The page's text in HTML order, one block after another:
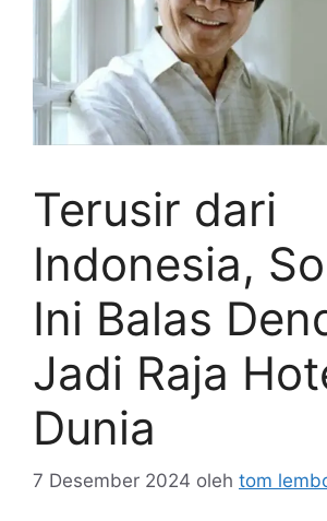
Terusir dari
Indonesia,
Ini Balas
Jadi Raja
Dunia
7 Desember 2024 oleh tom